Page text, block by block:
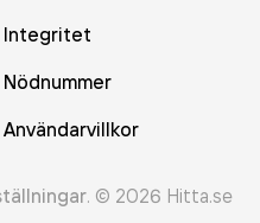
Integritet
Nödnummer
Användarvillkor
. © 2026 Hitta.se